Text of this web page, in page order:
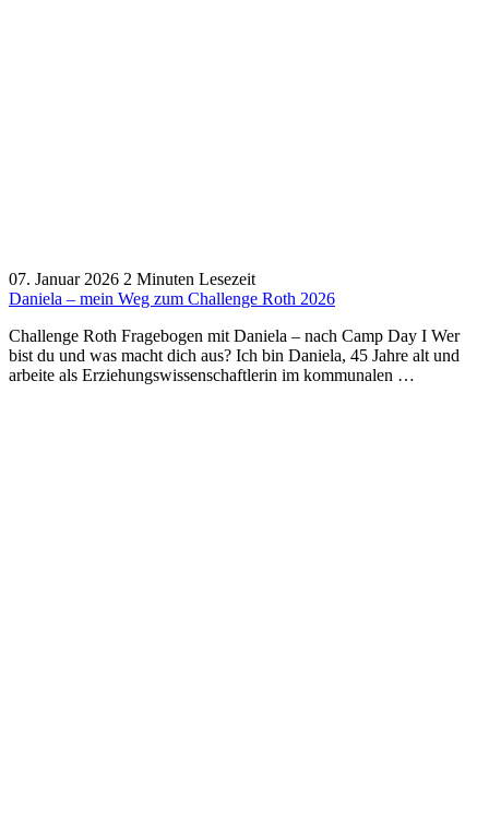
07. Januar 2026 2 Minuten Lesezeit
Daniela – mein Weg zum Challenge Roth 2026
Challenge Roth Fragebogen mit Daniela – nach Camp Day I Wer
bist du und was macht dich aus? Ich bin Daniela, 45 Jahre alt und
arbeite als Erziehungswissenschaftlerin im kommunalen …